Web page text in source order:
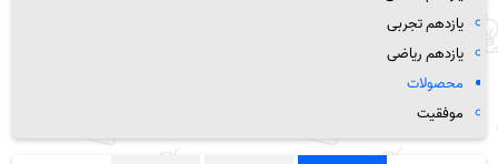
یازدهم تجربی
یازدهم ریاضی
محصولات
موفقیت